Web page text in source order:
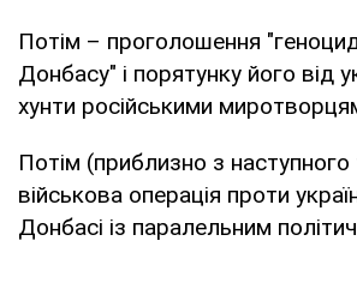
Потім – проголошення
Донбасу" і порятунку його від
хунти російськими
Потім (приблизно з
військова операція проти
Донбасі із паралельним